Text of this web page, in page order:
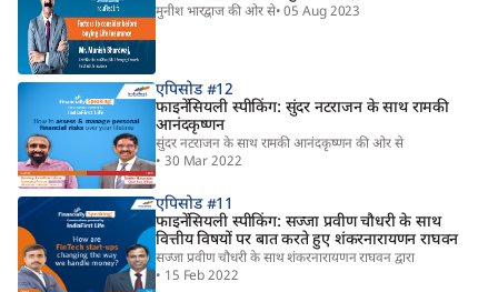
मुनीश भारद्वाज की ओर से• 05 Aug 2023
एपिसोड #12
फाइनेंसियली स्पीकिंग: सुंदर नटराजन के साथ रामकी
आनंदकृष्णन
सुंदर नटराजन के साथ रामकी आनंदकृष्णन की ओर से
• 30 Mar 2022
एपिसोड #11
फाइनेंसियली स्पीकिंग: सज्जा प्रवीण चौधरी के साथ
वित्तीय विषयों पर बात करते हुए शंकरनारायणन राघवन
सज्जा प्रवीण चौधरी के साथ शंकरनारायणन राघवन द्वारा
• 15 Feb 2022